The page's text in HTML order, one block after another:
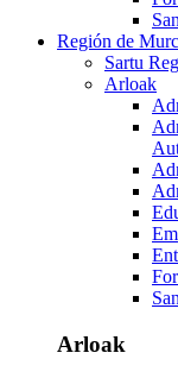
Región de
Sartu
Arloak
Arloak